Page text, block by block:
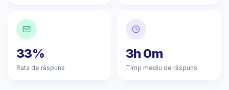
33%
Rata de răspuns
3h 0m
Timp mediu de răspuns